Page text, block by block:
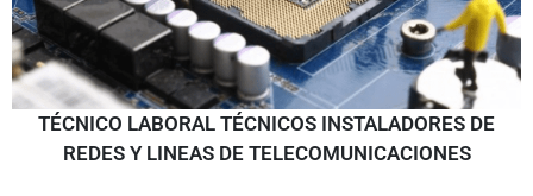
TÉCNICO LABORAL TÉCNICOS INSTALADORES DE
REDES Y LINEAS DE TELECOMUNICACIONES